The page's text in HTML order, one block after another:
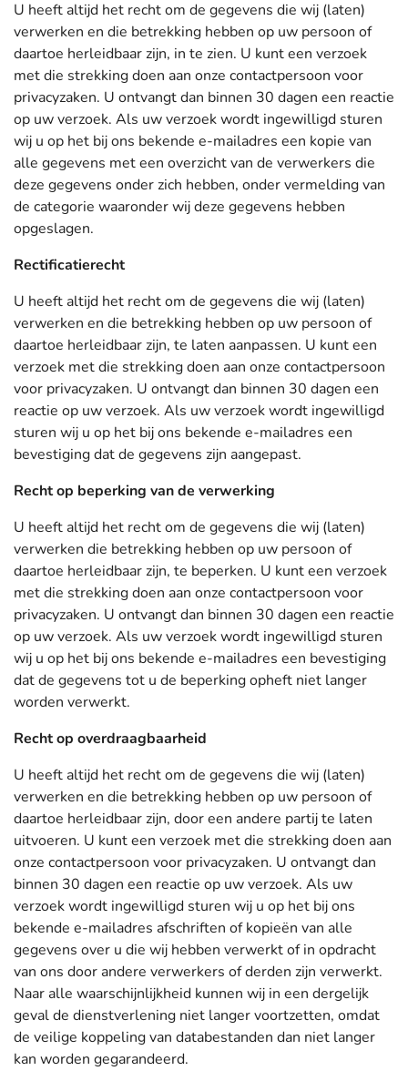
U heeft altijd het recht om de gegevens die wij (laten)
verwerken en die betrekking hebben op uw persoon of
daartoe herleidbaar zijn, in te zien. U kunt een verzoek
met die strekking doen aan onze contactpersoon voor
privacyzaken. U ontvangt dan binnen 30 dagen een reactie
op uw verzoek. Als uw verzoek wordt ingewilligd sturen
wij u op het bij ons bekende e-mailadres een kopie van
alle gegevens met een overzicht van de verwerkers die
deze gegevens onder zich hebben, onder vermelding van
de categorie waaronder wij deze gegevens hebben
opgeslagen.
Rectificatierecht
U heeft altijd het recht om de gegevens die wij (laten)
verwerken en die betrekking hebben op uw persoon of
daartoe herleidbaar zijn, te laten aanpassen. U kunt een
verzoek met die strekking doen aan onze contactpersoon
voor privacyzaken. U ontvangt dan binnen 30 dagen een
reactie op uw verzoek. Als uw verzoek wordt ingewilligd
sturen wij u op het bij ons bekende e-mailadres een
bevestiging dat de gegevens zijn aangepast.
Recht op beperking van de verwerking
U heeft altijd het recht om de gegevens die wij (laten)
verwerken die betrekking hebben op uw persoon of
daartoe herleidbaar zijn, te beperken. U kunt een verzoek
met die strekking doen aan onze contactpersoon voor
privacyzaken. U ontvangt dan binnen 30 dagen een reactie
op uw verzoek. Als uw verzoek wordt ingewilligd sturen
wij u op het bij ons bekende e-mailadres een bevestiging
dat de gegevens tot u de beperking opheft niet langer
worden verwerkt.
Recht op overdraagbaarheid
U heeft altijd het recht om de gegevens die wij (laten)
verwerken en die betrekking hebben op uw persoon of
daartoe herleidbaar zijn, door een andere partij te laten
uitvoeren. U kunt een verzoek met die strekking doen aan
onze contactpersoon voor privacyzaken. U ontvangt dan
binnen 30 dagen een reactie op uw verzoek. Als uw
verzoek wordt ingewilligd sturen wij u op het bij ons
bekende e-mailadres afschriften of kopieën van alle
gegevens over u die wij hebben verwerkt of in opdracht
van ons door andere verwerkers of derden zijn verwerkt.
Naar alle waarschijnlijkheid kunnen wij in een dergelijk
geval de dienstverlening niet langer voortzetten, omdat
de veilige koppeling van databestanden dan niet langer
kan worden gegarandeerd.